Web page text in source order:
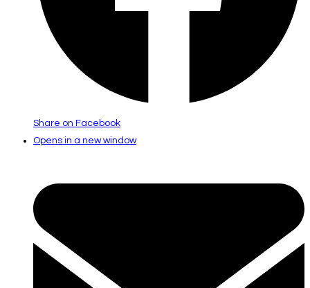
Share on Facebook
Opens in a new window